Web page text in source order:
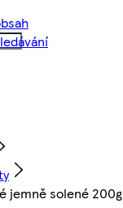
jemně solené 200g